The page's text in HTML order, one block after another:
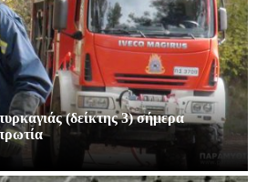
(δείκτης 3) σήμερα